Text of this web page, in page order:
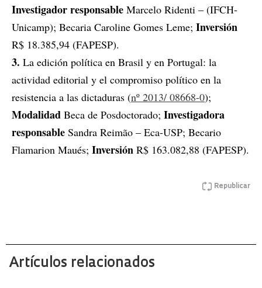
Investigador responsable Marcelo Ridenti – (IFCH-
Unicamp); Becaria Caroline Gomes Leme; Inversión
R$ 18.385,94 (FAPESP).
3. La edición política en Brasil y en Portugal: la
actividad editorial y el compromiso político en la
resistencia a las dictaduras (nº 2013/ 08668-0);
Modalidad Beca de Posdoctorado; Investigadora
responsable Sandra Reimão – Eca-USP; Becario
Flamarion Maués; Inversión R$ 163.082,88 (FAPESP).
Republicar